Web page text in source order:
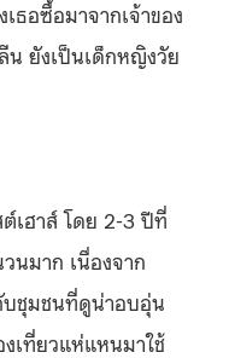
อซื้อมาจากเจ้าของ
ยังเป็นเด็กหญิงวัย
เฮาส์ โดย 2-3 ปีที่
นมาก เนื่องจาก
บชุมชนที่ดูน่าอบอุ่น
เที่ยวแห่แหนมาใช้